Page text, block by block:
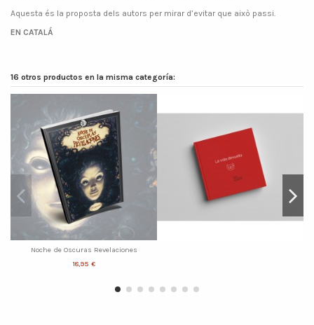
Aquesta és la proposta dels autors per mirar d’evitar que això passi.
EN CATALÁ
16 otros productos en la misma categoría:
Noche de Oscuras Revelaciones
18,95 €